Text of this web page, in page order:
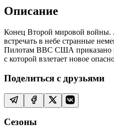
Описание
Конец Второй мировой войны.
встречать в небе странные
Пилотам ВВС США приказано
с которой взлетает новое
Поделиться с друзьями
Сезоны